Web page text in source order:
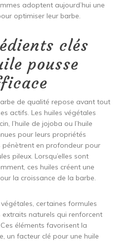
adoptent aujourd’hui une
optimiser leur barbe.
clés
pousse
de qualité repose avant tout
actifs. Les huiles végétales
l’huile de jojoba ou l’huile
pour leurs propriétés
pénètrent en profondeur pour
pileux. Lorsqu’elles sont
ces huiles créent une
la croissance de la barbe.
certaines formules
extraits naturels qui renforcent
éléments favorisent la
un facteur clé pour une huile